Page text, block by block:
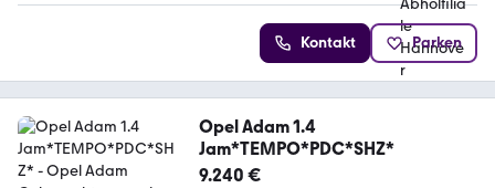
Kontakt Parken
Opel Adam 1.4
Jam*TEMPO*PDC*SHZ*
9.240 €